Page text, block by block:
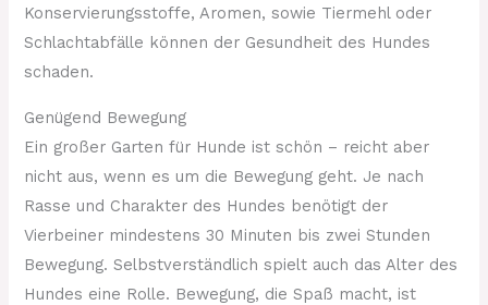
Konservierungsstoffe, Aromen, sowie Tiermehl oder
Schlachtabfälle können der Gesundheit des Hundes
schaden.
Genügend Bewegung
Ein großer Garten für Hunde ist schön – reicht aber
nicht aus, wenn es um die Bewegung geht. Je nach
Rasse und Charakter des Hundes benötigt der
Vierbeiner mindestens 30 Minuten bis zwei Stunden
Bewegung. Selbstverständlich spielt auch das Alter des
Hundes eine Rolle. Bewegung, die Spaß macht, ist